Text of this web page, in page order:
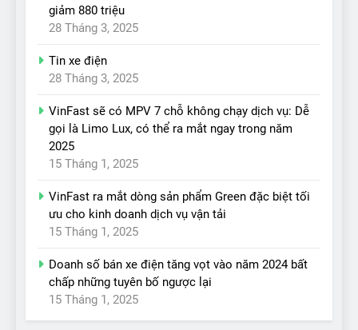
giảm 880 triệu
28 Tháng 3, 2025
Tin xe điện
28 Tháng 3, 2025
VinFast sẽ có MPV 7 chỗ không chạy dịch vụ: Dễ
gọi là Limo Lux, có thể ra mắt ngay trong năm
2025
15 Tháng 1, 2025
VinFast ra mắt dòng sản phẩm Green đặc biệt tối
ưu cho kinh doanh dịch vụ vận tải
15 Tháng 1, 2025
Doanh số bán xe điện tăng vọt vào năm 2024 bất
chấp những tuyên bố ngược lại
15 Tháng 1, 2025